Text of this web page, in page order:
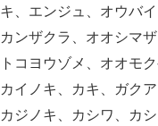
、エンジュ、オウバ
ンザクラ、オオシマ
コヨウゾメ、オオモク
イノキ、カキ、ガクア
ジノキ、カシワ、カ